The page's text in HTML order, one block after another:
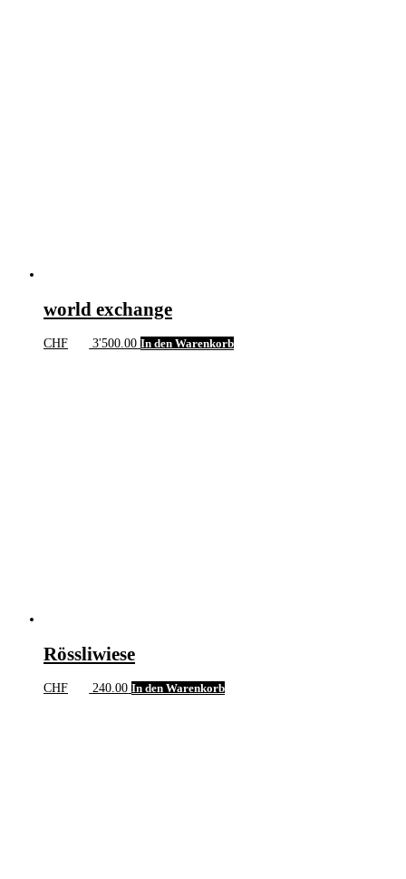
world exchange
CHF 3'500.00 In den Warenkorb
Rössliwiese
CHF 240.00 In den Warenkorb